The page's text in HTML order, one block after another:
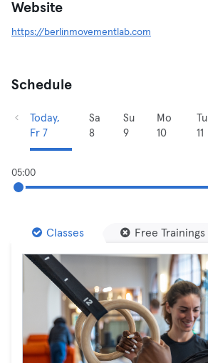
Website
https://berlinmovementlab.com
Schedule
Today,
Fr 7
Sa
8
Su
9
Mo
10
Tu
11
05:00
Classes Free Trainings